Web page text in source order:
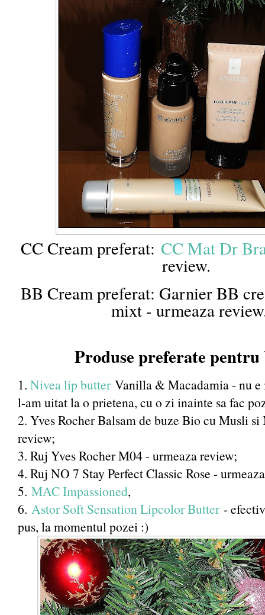
CC Cream preferat: CC Mat Dr
review.
BB Cream preferat: Garnier BB
mixt - urmeaza
Produse preferate pentru
1. Nivea lip butter Vanilla & Macadamia - nu e
l-am uitat la o prietena, cu o zi inainte sa fac
2. Yves Rocher Balsam de buze Bio cu Musli
review;
3. Ruj Yves Rocher M04 - urmeaza review;
4. Ruj NO 7 Stay Perfect Classic Rose -
5. MAC Impassioned,
6. Astor Soft Sensation Lipcolor Butter -
pus, la momentul pozei :)